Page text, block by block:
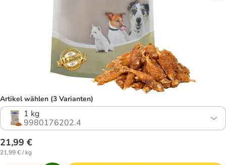
Artikel wählen (3 Varianten)
1 kg
9980176202.4
21,99 €
21,99 € / kg